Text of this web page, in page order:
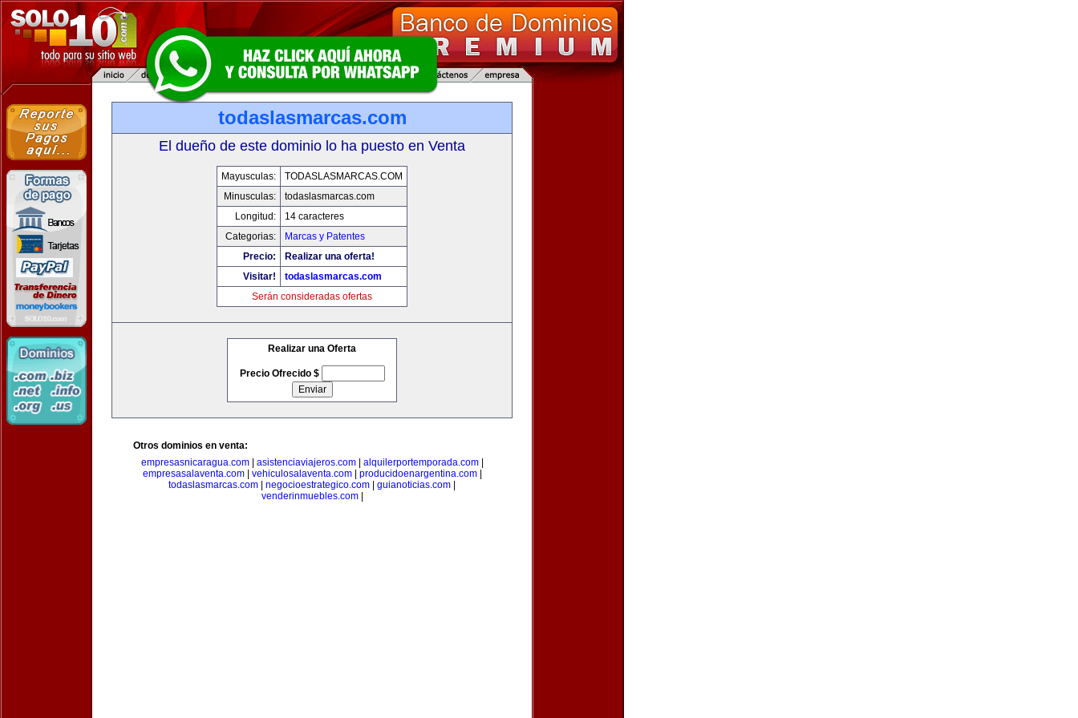
todaslasmarcas.com
El dueño de este dominio lo ha puesto en Venta
Mayusculas:
TODASLASMARCAS.COM
Minusculas:
todaslasmarcas.com
Longitud:
14 caracteres
Categorias:
Marcas y Patentes
Precio:
Realizar una oferta!
Visitar!
todaslasmarcas.com
Serán consideradas ofertas
Realizar una Oferta
Precio Ofrecido $
Otros dominios en venta:
empresasnicaragua.com| asistenciaviajeros.com| alquilerportemporada.com|
empresasalaventa.com| vehiculosalaventa.com| producidoenargentina.com|
todaslasmarcas.com
negocioestrategico.com guianoticias.com
venderinmuebles.com|